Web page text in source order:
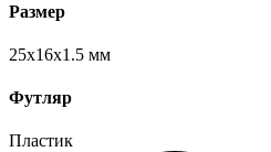
Размер
25х16х1.5 мм
Футляр
Пластик